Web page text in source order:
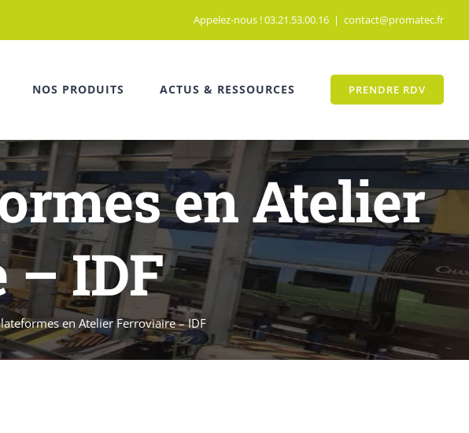
Appelez-nous ! 03.21.53.00.16 | contact@promatec.fr
NOS PRODUITS ACTUS & RESSOURCES PRENDRE RDV
en Atelier
IDF
en Atelier Ferroviaire – IDF